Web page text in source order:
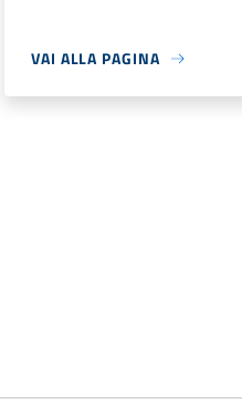
VAI ALLA PAGINA